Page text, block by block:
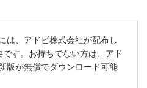
は、アドビ株式会社が配布し
す。お持ちでない方は、アド
版が無償でダウンロード可能